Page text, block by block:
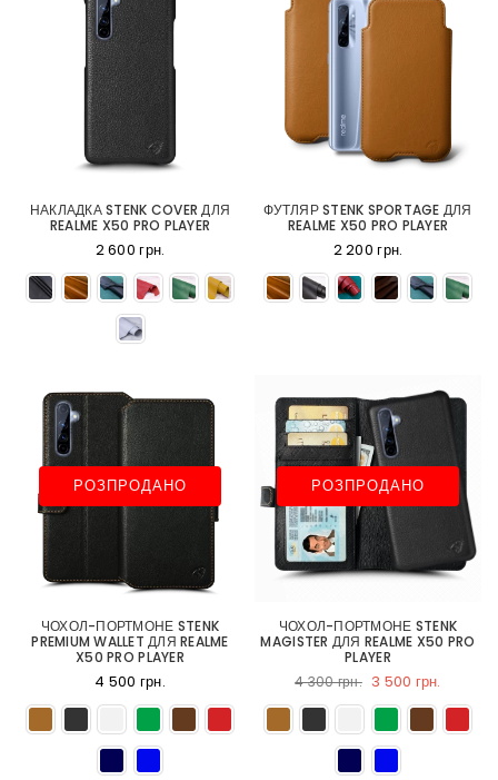
НАКЛАДКА STENK COVER ДЛЯ
REALME X50 PRO PLAYER
2 600 грн.
ФУТЛЯР STENK SPORTAGE ДЛЯ
REALME X50 PRO PLAYER
2 200 грн.
РОЗПРОДАНО
ЧОХОЛ-ПОРТМОНЕ STENK
PREMIUM WALLET ДЛЯ REALME
X50 PRO PLAYER
4 500 грн.
РОЗПРОДАНО
ЧОХОЛ-ПОРТМОНЕ STENK
MAGISTER ДЛЯ REALME X50 PRO
PLAYER
4 300 грн. 3 500 грн.